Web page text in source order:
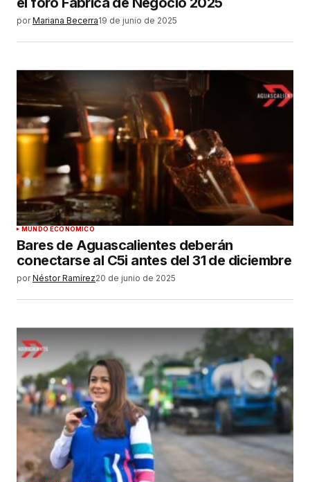
por Mariana Becerra19 de junio de 2025
MUNDO ECONÓMICO
Bares de Aguascalientes deberán
conectarse al C5i antes del 31 de diciembre
por Néstor Ramírez20 de junio de 2025